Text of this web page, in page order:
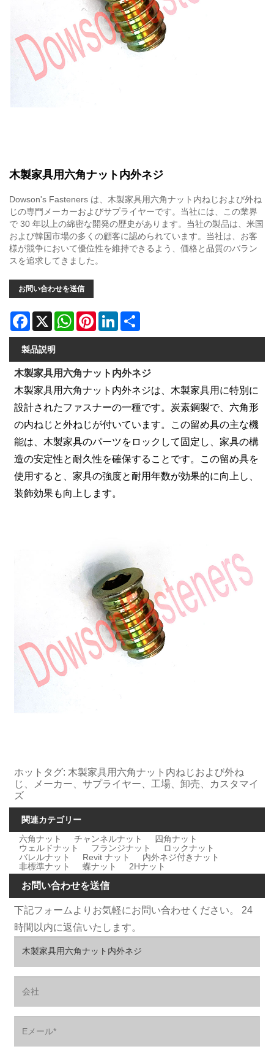
木製家具用六角ナット内外ネジ
Dowson's Fasteners は、木製家具用六角ナット内ねじおよび外ね
じの専門メーカーおよびサプライヤーです。当社には、この業界
で 30 年以上の綿密な開発の歴史があります。当社の製品は、米国
および韓国市場の多くの顧客に認められています。当社は、お客
様が競争において優位性を維持できるよう、価格と品質のバラン
スを追求してきました。
お問い合わせを送信
Facebook
X WhatsAppPinterestLinkedIn
製品説明
木製家具用六角ナット内外ネジ
木製家具用六角ナット内外ネジは、木製家具用に特別に
設計されたファスナーの一種です。炭素鋼製で、六角形
の内ねじと外ねじが付いています。この留め具の主な機
能は、木製家具のパーツをロックして固定し、家具の構
造の安定性と耐久性を確保することです。この留め具を
使用すると、家具の強度と耐用年数が効果的に向上し、
装飾効果も向上します。
ホットタグ: 木製家具用六角ナット内ねじおよび外ね
じ、メーカー、サプライヤー、工場、卸売、カスタマイ
ズ
関連カテゴリー
六角ナット
チャンネルナット
四角ナット
ウェルドナット
フランジナット
ロックナット
バレルナット
Revit ナット
内外ネジ付きナット
非標準ナット
蝶ナット 2Hナット
お問い合わせを送信
下記フォームよりお気軽にお問い合わせください。 24
時間以内に返信いたします。